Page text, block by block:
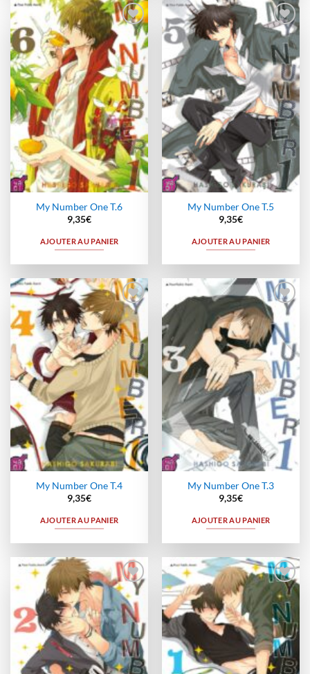
Ajouter
à la
wishlist
My Number One T.6
9,35€
AJOUTER AU PANIER
Ajouter
à la
wishlist
My Number One T.5
9,35€
AJOUTER AU PANIER
Ajouter
à la
wishlist
My Number One T.4
9,35€
AJOUTER AU PANIER
Ajouter
à la
wishlist
My Number One T.3
9,35€
AJOUTER AU PANIER
Ajouter
à la
wishlist
Ajouter
à la
wishlist